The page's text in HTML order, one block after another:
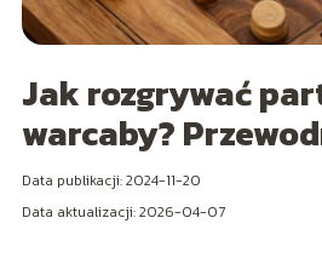
Jak rozgrywać
warcaby?
Data publikacji: 2024-11-20
Data aktualizacji: 2026-04-07